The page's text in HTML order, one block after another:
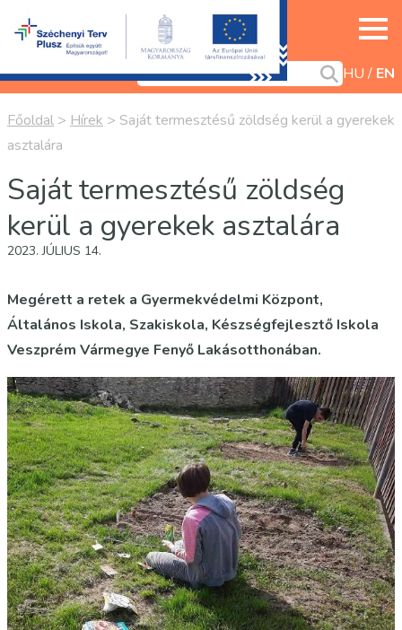
HU EN
Főoldal > Hírek > Saját termesztésű zöldség kerül a gyerekek
asztalára
Saját termesztésű zöldség
kerül a gyerekek asztalára
2023. JÚLIUS 14.
Megérett a retek a Gyermekvédelmi Központ,
Általános Iskola, Szakiskola, Készségfejlesztő Iskola
Veszprém Vármegye Fenyő Lakásotthonában.